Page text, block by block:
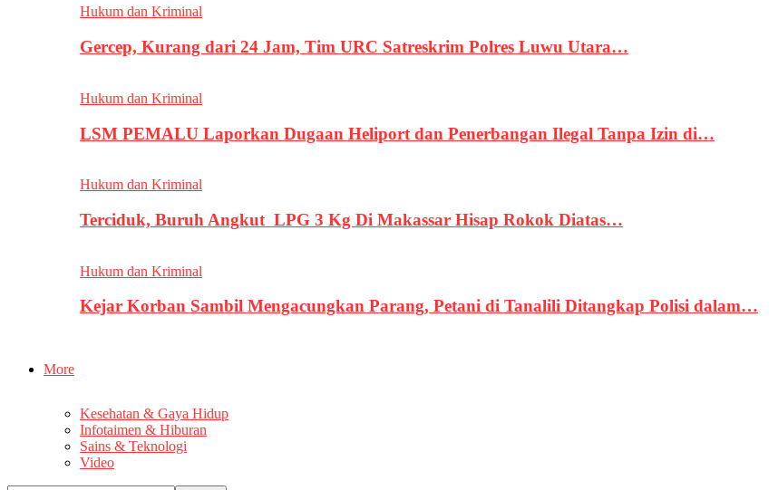
Hukum dan Kriminal
Gercep, Kurang dari 24 Jam, Tim URC Satreskrim Polres Luwu Utara…
Hukum dan Kriminal
LSM PEMALU Laporkan Dugaan Heliport dan Penerbangan Ilegal Tanpa Izin di…
Hukum dan Kriminal
Terciduk, Buruh Angkut LPG 3 Kg Di Makassar Hisap Rokok Diatas…
Hukum dan Kriminal
Kejar Korban Sambil Mengacungkan Parang, Petani di Tanalili Ditangkap Polisi dalam…
More
Kesehatan & Gaya Hidup
Infotaimen & Hiburan
Sains & Teknologi
Video